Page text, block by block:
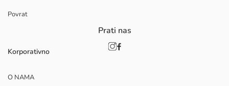
Povrat
Korporativno
O NAMA
Prati nas